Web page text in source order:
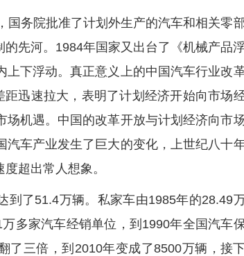
国务院批准了计划外生产的汽车和相关零
先河。1984年国家又出台了《机械产品
下浮动。真正意义上的中国汽车行业改
迅速拉大，表明了计划经济开始向市场
机遇。中国的改革开放与计划经济向市
车产业发生了巨大的变化，上世纪八十
超出常人想象。
到了51.4万辆。私家车由1985年的28.49
多家汽车经销单位，到1990年全国汽车
了三倍，到2010年变成了8500万辆，接